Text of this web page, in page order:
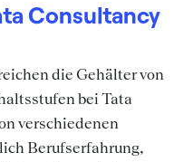
Consultancy
die Gehälter von
bei Tata
verschiedenen
Berufserfahrung,